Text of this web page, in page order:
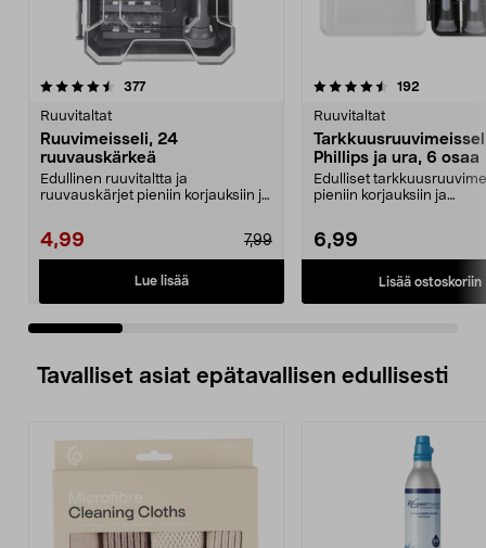
377arvostelut
Ruuvitaltat
Ruuvimeisseli, 24
ruuvauskärkeä
Edullinen ruuvitaltta ja
ruuvauskärjet pieniin korjauksiin ja
4,99 7,99
Lue lisää
4.5 viidestä
192
Ruuvitaltat
Phillips ja ura, 6 osaa
Edulliset
pieniin korjauksiin ja
6,99
Lisää ostoskoriin
4.5 viidestä
Tavalliset asiat epätavallisen edullisesti